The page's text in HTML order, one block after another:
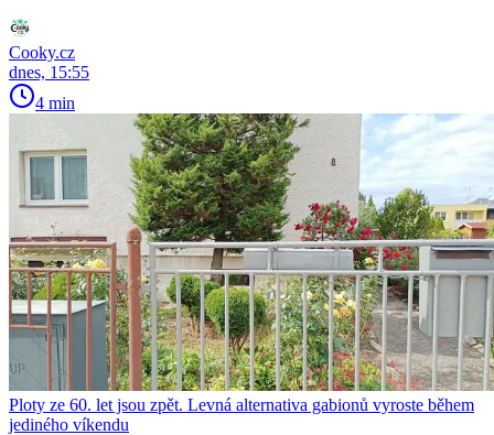
Cooky.cz
dnes, 15:55
4 min
Ploty ze 60. let jsou zpět. Levná alternativa gabionů vyroste během
jediného víkendu